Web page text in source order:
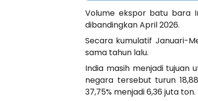
Volume ekspor batu bara
dibandingkan April 2026.
Secara kumulatif Januari-
sama tahun lalu.
India masih menjadi tujuan
negara tersebut turun
37,75% menjadi 6,36 juta ton.